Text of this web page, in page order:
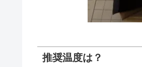
推奨温度は？